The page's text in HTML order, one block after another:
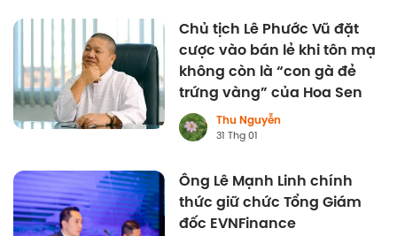
Chủ tịch Lê Phước Vũ đặt
cược vào bán lẻ khi tôn mạ
không còn là “con gà đẻ
trứng vàng” của Hoa Sen
Thu Nguyễn
31 Thg 01
Ông Lê Mạnh Linh chính
thức giữ chức Tổng Giám
đốc EVNFinance